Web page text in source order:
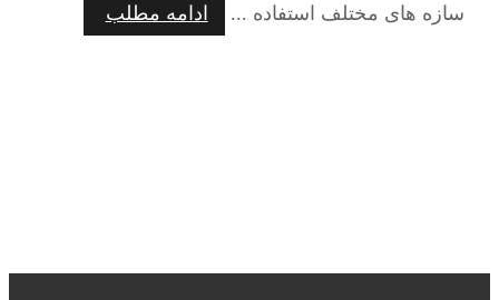
سازه های مختلف استفاده ...
ادامه مطلب